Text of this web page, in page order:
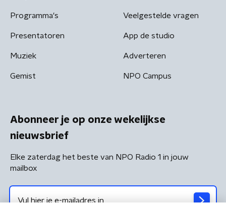
Programma's
Presentatoren
Muziek
Gemist
Veelgestelde vragen
App de studio
Adverteren
NPO Campus
Abonneer je op onze wekelijkse
nieuwsbrief
Elke zaterdag het beste van NPO Radio 1 in jouw
mailbox